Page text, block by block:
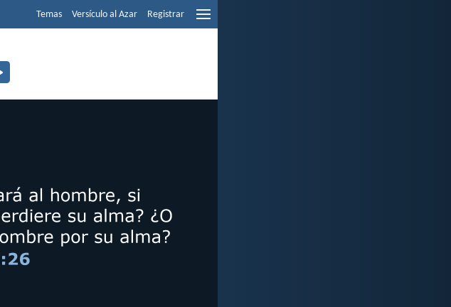
Temas Versículo al Azar Registrar